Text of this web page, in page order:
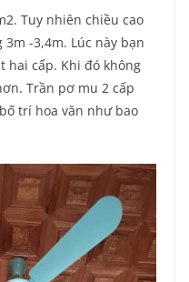
Tuy nhiên chiều cao
-3,4m. Lúc này bạn
hai cấp. Khi đó không
Trần pơ mu 2 cấp
trí hoa văn như bao